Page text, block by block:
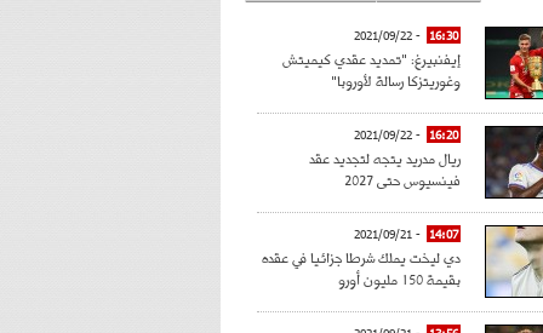
16:30
- 2021/09/22
إيفنبيرغ: "تمديد عقدي كيميتش
وغوريتزكا رسالة لأوروبا"
16:20
- 2021/09/22
ريال مدريد يتجه لتجديد عقد
فينسيوس حتى 2027
14:07
- 2021/09/21
دي ليخت يملك شرطا جزائيا في عقده
بقيمة 150 مليون أورو